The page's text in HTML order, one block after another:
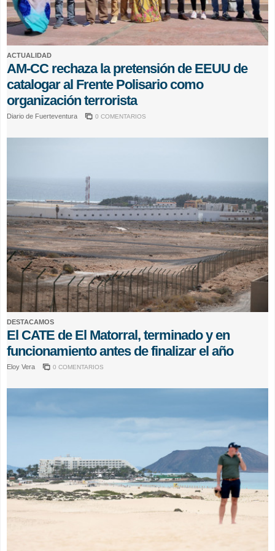
ACTUALIDAD
AM-CC rechaza la pretensión de EEUU de
catalogar al Frente Polisario como
organización terrorista
Diario de Fuerteventura 0 COMENTARIOS
DESTACAMOS
El CATE de El Matorral, terminado y en
funcionamiento antes de finalizar el año
Eloy Vera 0 COMENTARIOS